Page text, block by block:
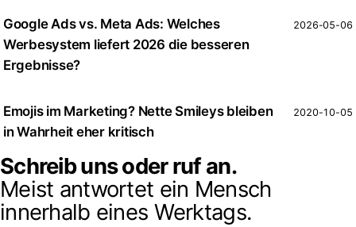
Google Ads vs. Meta Ads: Welches
Werbesystem liefert 2026 die besseren
Ergebnisse?
2026-05-06
Emojis im Marketing? Nette Smileys bleiben
in Wahrheit eher kritisch
2020-10-05
Schreib uns oder ruf an.
Meist antwortet ein Mensch
innerhalb eines Werktags.